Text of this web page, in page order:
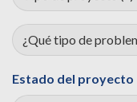
Estado del proyecto